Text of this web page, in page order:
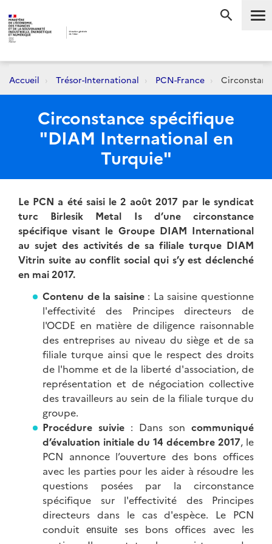
Accueil Trésor-International PCN-France
Circonstance spécifique
"DIAM International en
Turquie"
Le PCN a été saisi le 2 août 2017 par le syndicat
turc Birlesik Metal Is d’une circonstance
spécifique visant le Groupe DIAM International
au sujet des activités de sa filiale turque DIAM
Vitrin suite au conflit social qui s’y est déclenché
en mai 2017.
Contenu de la saisine: La saisine questionne
l'effectivité des Principes directeurs de
l'OCDE en matière de diligence raisonnable
des entreprises au niveau du siège et de sa
filiale turque ainsi que le respect des droits
de l'homme et de la liberté d'association, de
représentation et de négociation collective
des travailleurs au sein de la filiale turque du
groupe.
Procédure suivie : Dans son communiqué
d’évaluation initiale du 14 décembre 2017, le
PCN annonce l’ouverture des bons offices
avec les parties pour les aider à résoudre les
questions posées par la circonstance
spécifique sur l'effectivité des Principes
directeurs dans le cas d'espèce. Le PCN
conduitensuite ses bons offices avec les